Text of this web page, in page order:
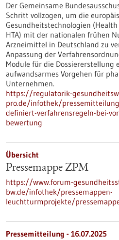
Der Gemeinsame
Schritt vollzogen, um die
Gesundheitstechnologien (Health
HTA) mit der nationalen frühen
Arzneimittel in Deutschland zu
Anpassung der
Module für die Dossiererstellung
aufwandsarmes Vorgehen für
Unternehmen.
https://regulatorik-
pro.de/infothek/
definiert-verfahrensregeln-bei-
bewertung
Übersicht
Pressemappe ZPM
https://www.forum-
bw.de/infothek/pressemappen-
leuchtturmprojekte/
Pressemitteilung - 16.07.2025